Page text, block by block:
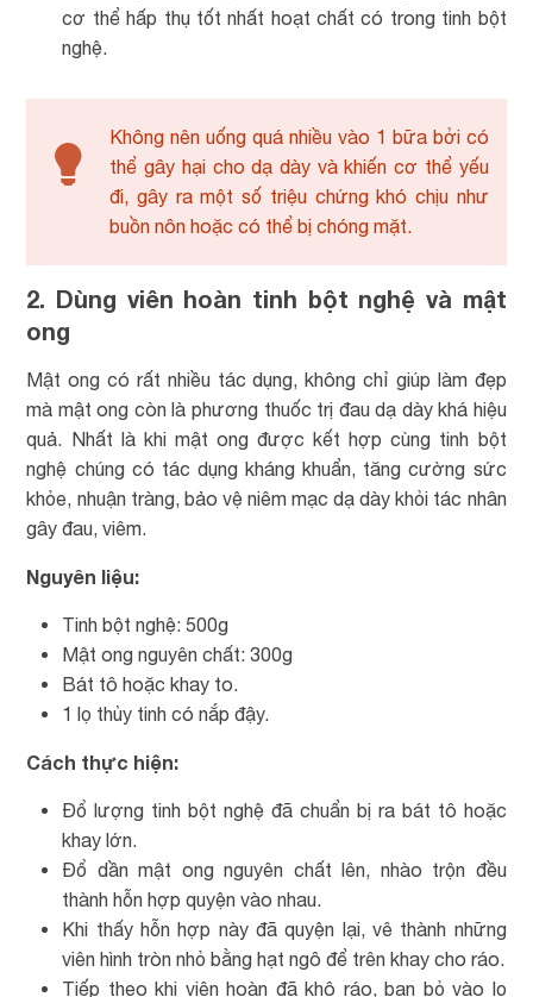
cơ thể hấp thụ tốt nhất hoạt chất có trong tinh bột
nghệ.
Không nên uống quá nhiều vào 1 bữa bởi có
thể gây hại cho dạ dày và khiến cơ thể yếu
đi, gây ra một số triệu chứng khó chịu như
buồn nôn hoặc có thể bị chóng mặt.
2. Dùng viên hoàn tinh bột nghệ và mật
ong
Mật ong có rất nhiều tác dụng, không chỉ giúp làm đẹp
mà mật ong còn là phương thuốc trị đau dạ dày khá hiệu
quả. Nhất là khi mật ong được kết hợp cùng tinh bột
nghệ chúng có tác dụng kháng khuẩn, tăng cường sức
khỏe, nhuận tràng, bảo vệ niêm mạc dạ dày khỏi tác nhân
gây đau, viêm.
Nguyên liệu:
Tinh bột nghệ: 500g
Mật ong nguyên chất: 300g
Bát tô hoặc khay to.
1 lọ thủy tinh có nắp đậy.
Cách thực hiện:
Đổ lượng tinh bột nghệ đã chuẩn bị ra bát tô hoặc
khay lớn.
Đổ dần mật ong nguyên chất lên, nhào trộn đều
thành hỗn hợp quyện vào nhau.
Khi thấy hỗn hợp này đã quyện lại, vê thành những
viên hình tròn nhỏ bằng hạt ngô để trên khay cho ráo.
Tiếp theo khi viên hoàn đã khô ráo, bạn bỏ vào lọ